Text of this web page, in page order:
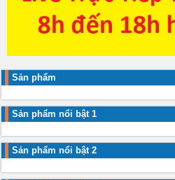
Sản phẩm
Sản phẩm nổi bật 1
Sản phẩm nổi bật 2